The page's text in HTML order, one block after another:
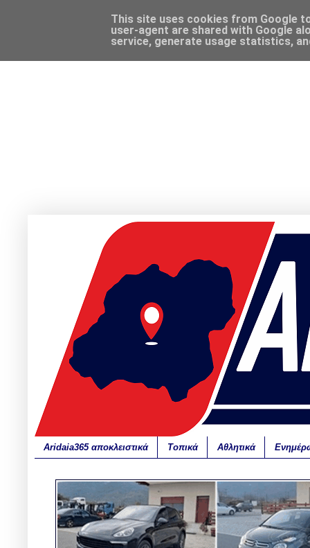
Aridaia365 αποκλειστικά Τοπικά Αθλητικά
This site uses cookies from Google
user-agent are shared with Google
service, generate usage statistics,